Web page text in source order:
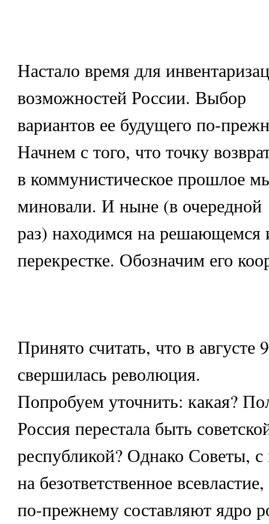
Настало время для
возможностей России. Выбор
вариантов ее будущего по-
Начнем с того, что точку
в коммунистическое прошлое
миновали. И ныне (в очередной
раз) находимся на решающемся
перекрестке. Обозначим его
Принято считать, что в августе
свершилась революция.
Попробуем уточнить: какая?
Россия перестала быть
республикой? Однако Советы,
на безответственное всевластие,
по-прежнему составляют ядро